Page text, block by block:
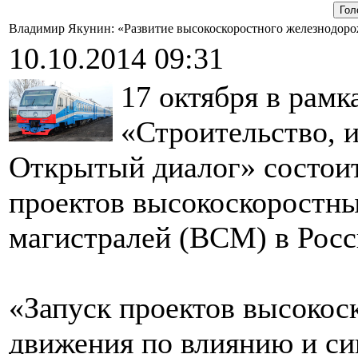
Владимир Якунин: «Развитие высокоскоростного
10.10.2014 09:31
17 октября в
«Строительство,
Открытый диалог»
проектов
магистралей (ВСМ) в
«Запуск проектов
движения по влиянию и